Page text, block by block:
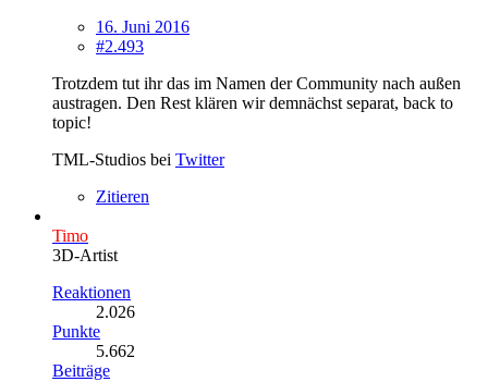
16. Juni 2016
#2.493
Trotzdem tut ihr das im Namen der Community nach außen
austragen. Den Rest klären wir demnächst separat, back to
topic!
TML-Studios bei Twitter
Zitieren
Timo
3D-Artist
Reaktionen
2.026
Punkte
5.662
Beiträge